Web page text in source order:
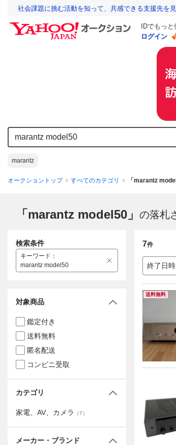
社会課題に挑む活動を知って、共感できる支援先を
IDでもっ
ログイン
marantz
オークショントップ すべてのカテゴリ 「marantz
「marantz model50」 の落札
7件
終了日
送料無料
検索条件
キーワード ：
marantz model50
対象商品
鑑定付き
送料無料
匿名配送
コンビニ受取
カテゴリ
家電、AV、カメラ （7）
メーカー・ブランド